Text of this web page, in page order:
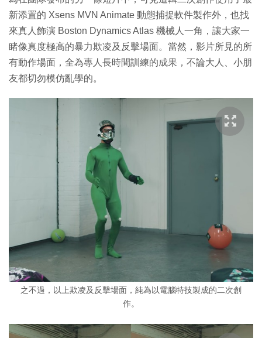
新添置的 Xsens MVN Animate 動態捕捉軟件製作外，也找
來真人飾演 Boston Dynamics Atlas 機械人一角，讓大家一
睹像真度極高的暴力欺凌及反擊場面。當然，影片所見的所
有動作場面，全為專人長時間訓練的成果，不論大人、小朋
友都切勿模仿亂學的。
之不過，以上欺凌及反擊場面，純為以電腦特技製成的二次創
作。